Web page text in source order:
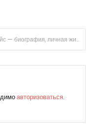
Твайс — биография, личная жизнь и успехи знаменитого исполнителя
авторизоваться.